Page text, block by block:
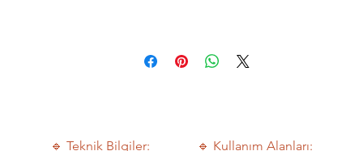
🔹 Teknik Bilgiler: 🔹 Kullanım Alanları: